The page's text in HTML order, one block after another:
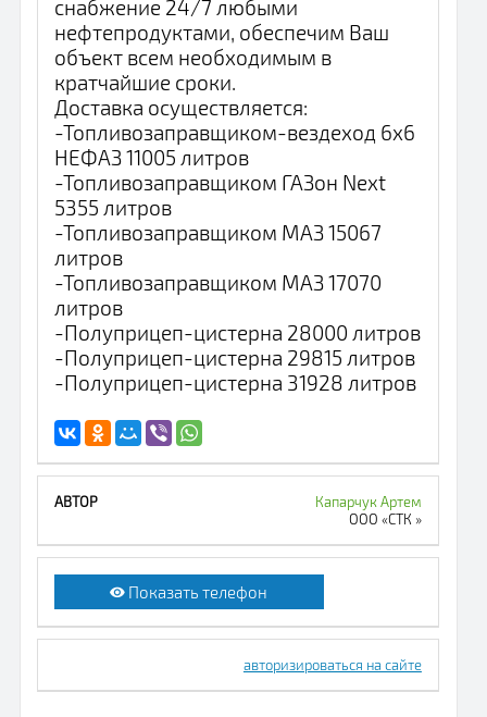
снабжение 24/7 любыми
нефтепродуктами, обеспечим Ваш
объект всем необходимым в
кратчайшие сроки.
Доставка осуществляется:
-Топливозаправщиком-вездеход 6x6
НЕФАЗ 11005 литров
-Топливозаправщиком ГАЗон Next
5355 литров
-Топливозаправщиком МАЗ 15067
литров
-Топливозаправщиком МАЗ 17070
литров
-Полуприцеп-цистерна 28000 литров
-Полуприцеп-цистерна 29815 литров
-Полуприцеп-цистерна 31928 литров
Капарчук Артем
ООО «СТК »
Показать телефон
авторизироваться на сайте